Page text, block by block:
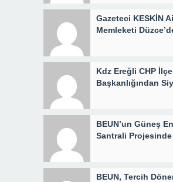
Gazeteci KESKİN
Memleketi
Kdz Ereğli CHP İlçe
Başkanlığından
BEUN’un Güneş
Santrali Projesinde
BEUN, Tercih